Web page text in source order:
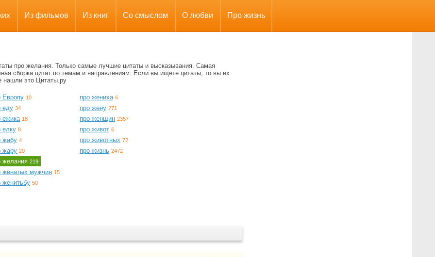
Из фильмов Из книг Со смыслом О любви Про жизнь
про желания. Только самые лучшие цитаты и высказывания. Самая
сборка цитат по темам и направлениям. Если вы ищете цитаты, то вы их
нашли это Цитаты.ру
Европу 10
еду 34
ежика 18
елку 8
жабу 4
жару 20
желания 219
женатых мужчин 15
женитьбу 50
про жениха 6
про жену 271
про женщин 2357
про живот 6
про животных 72
про жизнь 2472